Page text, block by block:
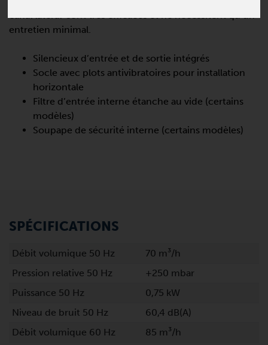
canal latéral sont très efficaces et ne nécessitent qu’un
entretien minimal.
Silencieux d’entrée et de sortie intégrés
Socle avec plots antivibratoires pour installation
horizontale
Filtre d’entrée interne étanche au vide (certains
modèles)
Soupape de sécurité interne (certains modèles)
SPÉCIFICATIONS
Débit volumique 50 Hz
70 m³/h
Pression relative 50 Hz
+250 mbar
Puissance 50 Hz
0,75 kW
Niveau de bruit 50 Hz
60,4 dB(A)
Débit volumique 60 Hz
85 m³/h